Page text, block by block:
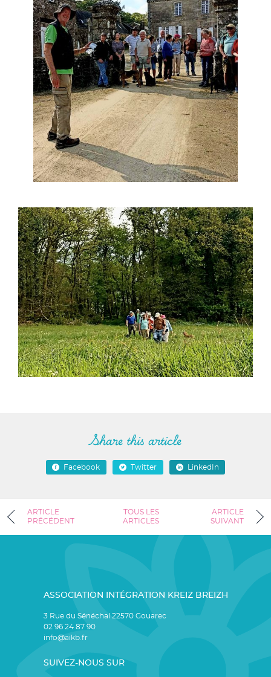
Share this article
Facebook Twitter LinkedIn
ARTICLE
PRÉCÉDENT
TOUS LES
ARTICLES
ARTICLE
SUIVANT
ASSOCIATION INTÉGRATION KREIZ BREIZH
3 Rue du Sénéchal 22570 Gouarec
02 96 24 87 90
info@aikb.fr
SUIVEZ-NOUS SUR